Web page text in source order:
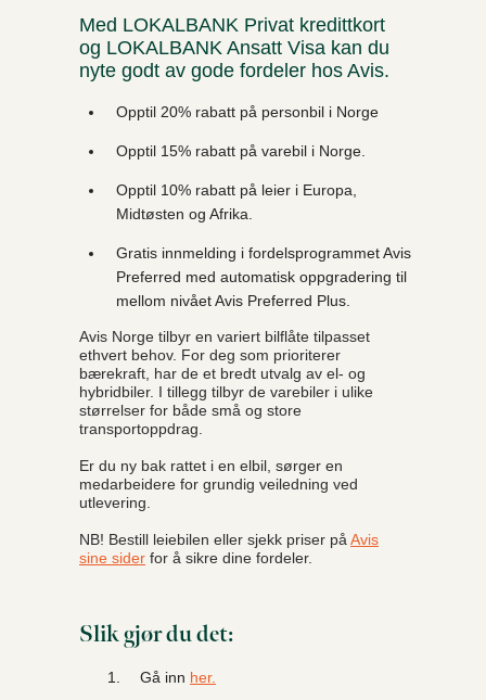
Med LOKALBANK Privat kredittkort
og LOKALBANK Ansatt Visa kan du
nyte godt av gode fordeler hos Avis.
Opptil 20% rabatt på personbil i Norge
Opptil 15% rabatt på varebil i Norge.
Opptil 10% rabatt på leier i Europa,
Midtøsten og Afrika.
Gratis innmelding i fordelsprogrammet Avis
Preferred med automatisk oppgradering til
mellom nivået Avis Preferred Plus.
Avis Norge tilbyr en variert bilflåte tilpasset
ethvert behov. For deg som prioriterer
bærekraft, har de et bredt utvalg av el- og
hybridbiler. I tillegg tilbyr de varebiler i ulike
størrelser for både små og store
transportoppdrag.
Er du ny bak rattet i en elbil, sørger en
medarbeidere for grundig veiledning ved
utlevering.
NB! Bestill leiebilen eller sjekk priser på Avis
sine sider for å sikre dine fordeler.
Slik gjør du det:
Gå inn her.